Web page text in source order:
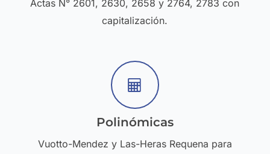
Actas N° 2601, 2630, 2658 y 2764, 2783 con
capitalización.
Polinómicas
Vuotto-Mendez y Las-Heras Requena para